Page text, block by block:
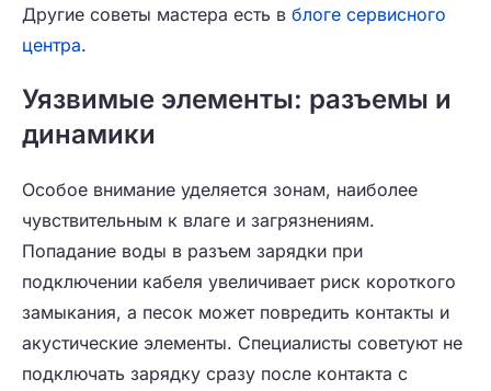
Другие советы мастера есть в блоге сервисного
центра.
Уязвимые элементы: разъемы и
динамики
Особое внимание уделяется зонам, наиболее
чувствительным к влаге и загрязнениям.
Попадание воды в разъем зарядки при
подключении кабеля увеличивает риск короткого
замыкания, а песок может повредить контакты и
акустические элементы. Специалисты советуют не
подключать зарядку сразу после контакта с